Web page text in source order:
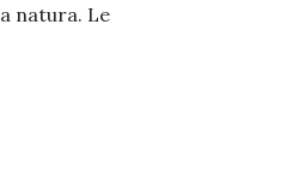
natura. Le